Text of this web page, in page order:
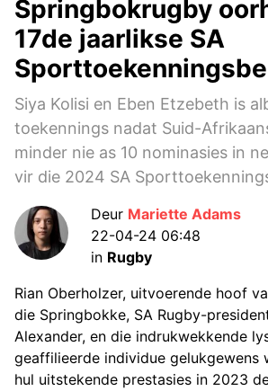
Springbokrugby
17de jaarlikse SA
Siya Kolisi en Eben Etzebeth is
toekennings nadat Suid-
minder nie as 10 nominasies in
vir die 2024 SA
Deur Mariette Adams
22-04-24 06:48
in Rugby
Rian Oberholzer, uitvoerende hoof
die Springbokke, SA Rugby-
Alexander, en die indrukwekkende
geaffilieerde individue gelukgewens
hul uitstekende prestasies in 2023